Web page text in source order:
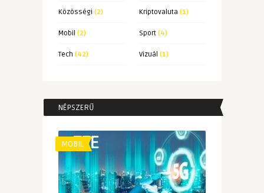
Közösségi (2) Kriptovaluta (1)
Mobil (2) Sport(4)
Tech (42) Vizuál (1)
NÉPSZERŰ
MOBIL